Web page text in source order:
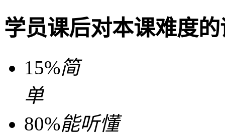
学员课后对本课难度
15%简
单
80%能听懂